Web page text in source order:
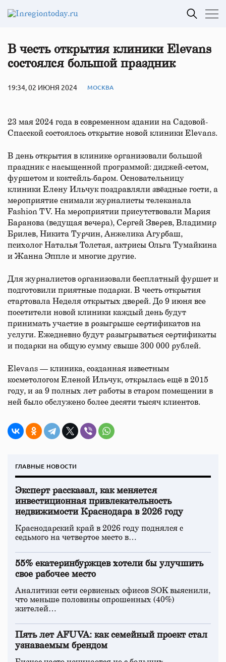
В честь открытия клиники Elevans
состоялся большой праздник
19:34, 02 ИЮНЯ 2024 МОСКВА
23 мая 2024 года в современном здании на Садовой-
Спасской состоялось открытие новой клиники Elevans.
В день открытия в клинике организовали большой
праздник с насыщенной программой: диджей-сетом,
фуршетом и коктейль-баром. Основательницу
клиники Елену Ильчук поздравляли звёздные гости, а
мероприятие снимали журналисты телеканала
Fashion TV. На мероприятии присутствовали Мария
Баранова (ведущая вечера), Сергей Зверев, Владимир
Брилев, Никита Турчин, Анжелика Агурбаш,
психолог Наталья Толстая, актрисы Ольга Тумайкина
и Жанна Эппле и многие другие.
Для журналистов организовали бесплатный фуршет и
подготовили приятные подарки. В честь открытия
стартовала Неделя открытых дверей. До 9 июня все
посетители новой клиники каждый день будут
принимать участие в розыгрыше сертификатов на
услуги. Ежедневно будут разыгрываться сертификаты
и подарки на общую сумму свыше 300 000 рублей.
Elevans — клиника, созданная известным
косметологом Еленой Ильчук, открылась ещё в 2015
году, и за 9 полных лет работы в старом помещении в
ней было обслужено более десяти тысяч клиентов.
ГЛАВНЫЕ НОВОСТИ
Эксперт рассказал, как меняется
инвестиционная привлекательность
недвижимости Краснодара в 2026 году
Краснодарский край в 2026 году поднялся с
седьмого на четвертое место в…
55% екатеринбуржцев хотели бы улучшить
свое рабочее место
Аналитики сети сервисных офисов SOK выяснили,
что меньше половины опрошенных (40%)
жителей…
Пять лет AFUVA: как семейный проект стал
узнаваемым брендом